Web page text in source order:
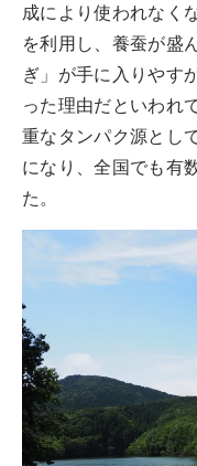
成により使われなく
を利用し、養蚕が盛
ぎ」が手に入りやす
った理由だといわれ
重なタンパク源とし
になり、全国でも有
た。